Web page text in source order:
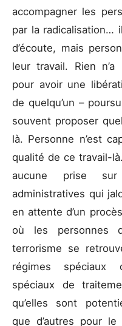
accompagner les
par la radicalisation…
d’écoute, mais
leur travail. Rien n’a
pour avoir une
de quelqu’un –
souvent proposer
là. Personne n’est
qualité de ce travail-
aucune prise
administratives qui
en attente d’un
où les personnes
terrorisme se
régimes spéciaux
spéciaux de
qu’elles sont
que d’autres pour le